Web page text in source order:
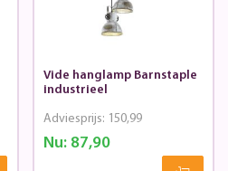
Vide hanglamp Barnstaple
industrieel
Nu: 87,90
Adviesprijs: 150,99